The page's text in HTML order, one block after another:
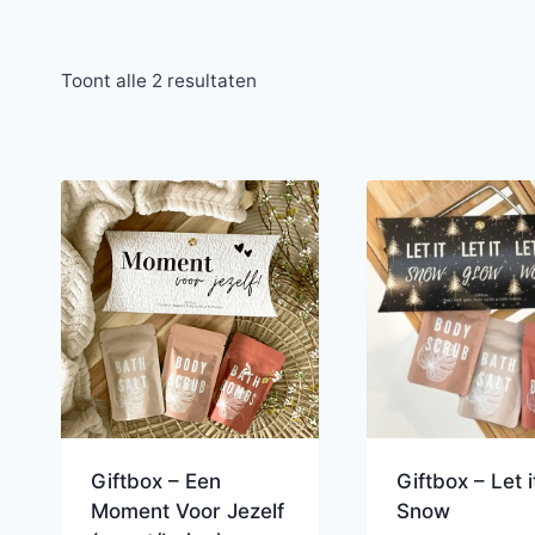
Toont alle 2 resultaten
Giftbox – Een
Moment Voor Jezelf
Giftbox – Let
Snow